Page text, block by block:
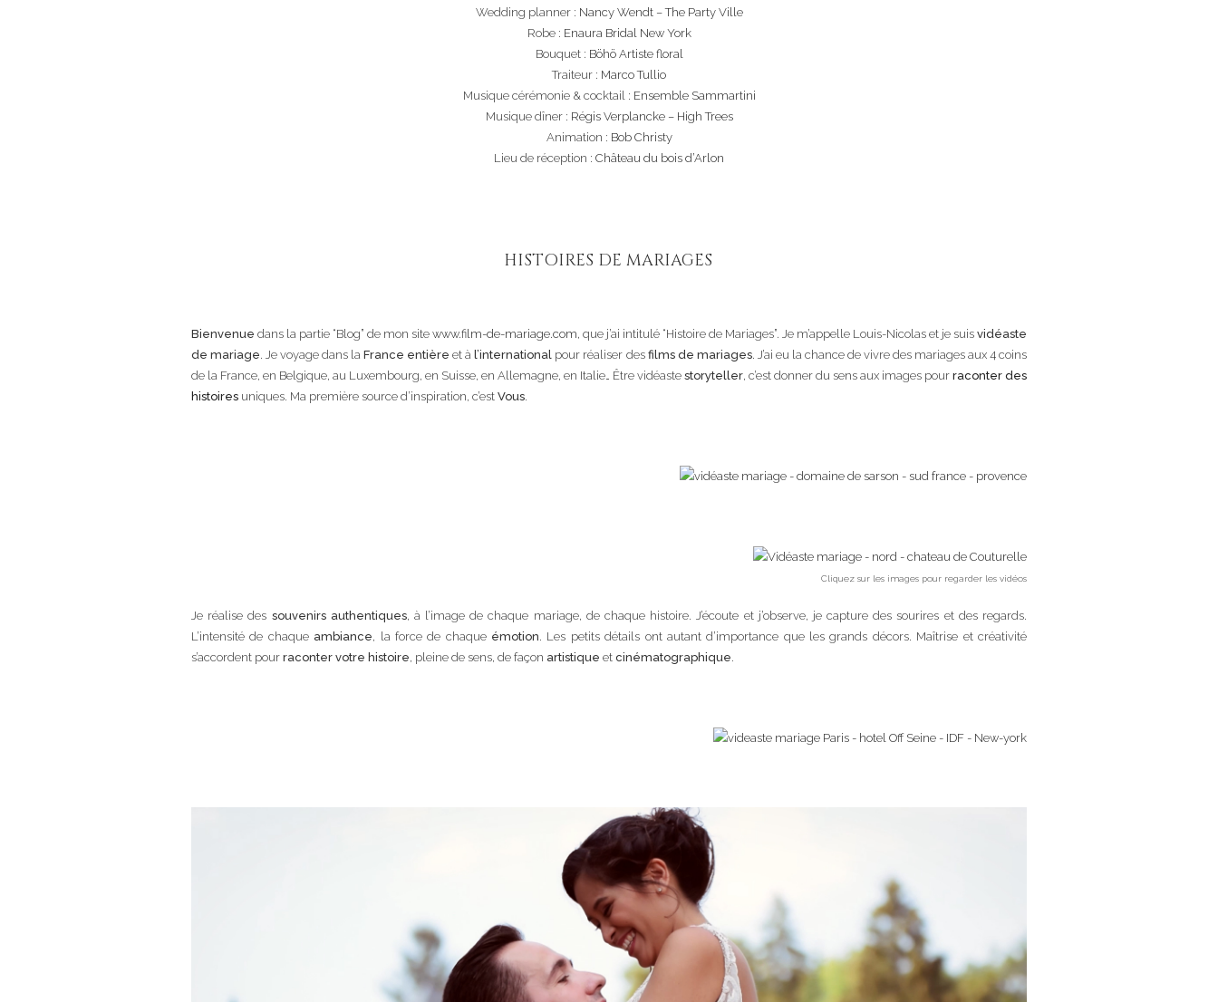
Wedding planner : Nancy Wendt – The Party Ville
Robe : Enaura Bridal New York
Bouquet : Böhö Artiste floral
Traiteur : Marco Tullio
Musique cérémonie & cocktail : Ensemble Sammartini
Musique dîner : Régis Verplancke – High Trees
Animation : Bob Christy
Lieu de réception : Château du bois d’Arlon
HISTOIRES DE MARIAGES
Bienvenue dans la partie “Blog” de mon site www.film-de-mariage.com, que j’ai intitulé “Histoire de Mariages”. Je m’appelle Louis-Nicolas et je suis vidéaste
de mariage . Je voyage dans laFrance entière et à l’international pour réaliser des films de mariages. J’ai eu la chance de vivre des mariages aux 4 coins
de la France, en Belgique, au Luxembourg, en Suisse, en Allemagne, en Italie… Être vidéaste storyteller, c’est donner du sens aux images pour raconter des
histoires uniques. Ma première source d’inspiration, c’est Vous
Cliquez sur les images pour regarder les vidéos
Je réalise des souvenirs authentiques, à l’image de chaque mariage, de chaque histoire. J’écoute et j’observe, je capture des sourires et des regards.
L’intensité de chaque ambiance, la force de chaque émotion. Les petits détails ont autant d’importance que les grands décors. Maîtrise et créativité
s’accordent pour raconter votre histoire, pleine de sens, de façon artistique et cinématographique.